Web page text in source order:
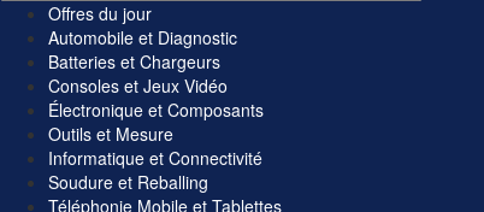
Offres du jour
Automobile et Diagnostic
Batteries et Chargeurs
Consoles et Jeux Vidéo
Électronique et Composants
Outils et Mesure
Informatique et Connectivité
Soudure et Reballing
Téléphonie Mobile et Tablettes